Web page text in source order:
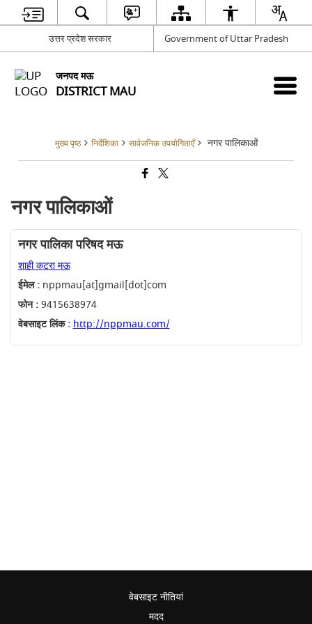
उत्तर प्रदेश सरकार Government of Uttar Pradesh
जनपद मऊ
DISTRICT MAU
मुख्य पृष्ठ निर्देशिका सार्वजनिक उपयोगिताएँ नगर पालिकाओं
नगर पालिकाओं
नगर पालिका परिषद मऊ
शाही कटरा मऊ
ईमेल :nppmau[at]gmail[dot]com
फोन :9415638974
वेबसाइट लिंक : http://nppmau.com/
वेबसाइट नीतियां
मदद